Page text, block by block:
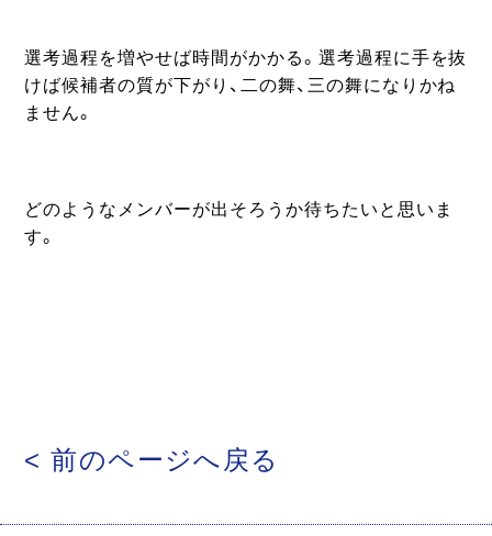
選考過程を増やせば時間がかかる。選考過程に手を抜
けば候補者の質が下がり、二の舞、三の舞になりかね
ません。
どのようなメンバーが出そろうか待ちたいと思いま
す。
< 前のページへ戻る